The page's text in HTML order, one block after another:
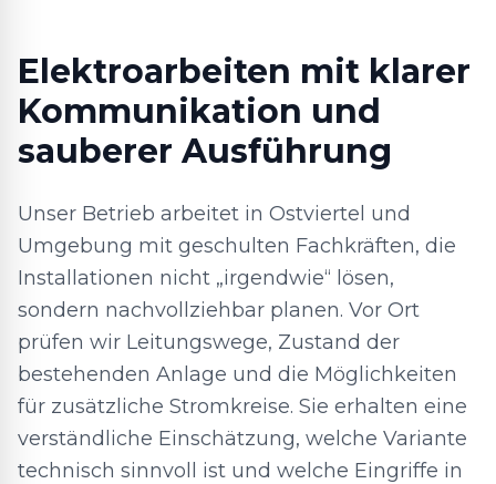
Elektroarbeiten mit klarer
Kommunikation und
sauberer Ausführung
Unser Betrieb arbeitet in Ostviertel und
Umgebung mit geschulten Fachkräften, die
Installationen nicht „irgendwie“ lösen,
sondern nachvollziehbar planen. Vor Ort
prüfen wir Leitungswege, Zustand der
bestehenden Anlage und die Möglichkeiten
für zusätzliche Stromkreise. Sie erhalten eine
verständliche Einschätzung, welche Variante
technisch sinnvoll ist und welche Eingriffe in